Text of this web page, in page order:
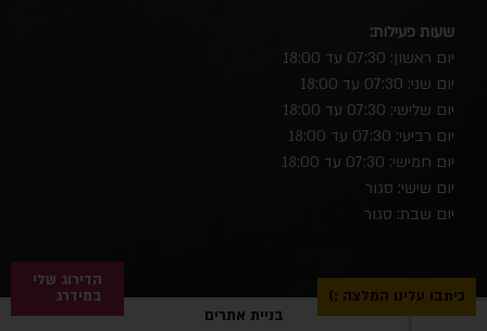
כיתבו עלינו המלצה :)
שעות פעילות:
יום ראשון: 07:30 עד 18:00
יום שני: 07:30 עד 18:00
יום שלישי: 07:30 עד 18:00
יום רביעי: 07:30 עד 18:00
יום חמישי: 07:30 עד 18:00
יום שישי: סגור
יום שבת: סגור
הדירוג שלי
במידרג
בניית אתרים